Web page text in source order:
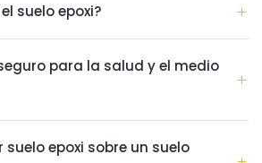
suelo epoxi?
para la salud y el medio
suelo epoxi sobre un suelo